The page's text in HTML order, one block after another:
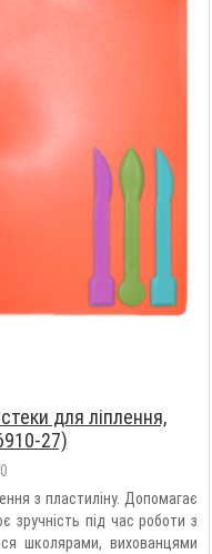
для ліплення,
27)
з пластиліну. Допомагає
зручність під час роботи з
школярами, вихованцями